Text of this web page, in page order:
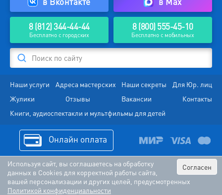
8 (812) 344-44-44
Бесплатно с городских
8 (800) 555-45-10
Бесплатно с мобильных
Поиск по сайту
Наши услуги Адреса мастерских Наши секреты
Для Юр. лиц
Жулики
Отзывы Вакансии
Контакты
Книги, аудиоспектакли и мультфильмы для детей
Онлайн оплата
Согласен
Используя сайт, вы соглашаетесь на обработку
данных в Cookies для корректной работы сайта,
вашей персонализации и других целей, предусмотренных
Политикой конфиденциальности